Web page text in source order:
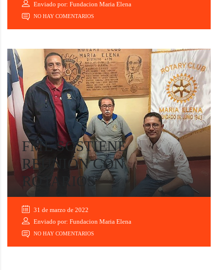
Enviado por: Fundacion Maria Elena
NO HAY COMENTARIOS
FME SOSTIENE
REUNIÓN CON
ROTARIOS
31 de marzo de 2022
Enviado por: Fundacion Maria Elena
NO HAY COMENTARIOS